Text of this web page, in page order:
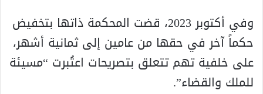
وفي أكتوبر 2023، قضت المحكمة ذاتها بتخفيض
حكماً آخر في حقها من عامين إلى ثمانية أشهر،
على خلفية تهم تتعلق بتصريحات اعتُبرت “مسيئة
للملك والقضاء”.